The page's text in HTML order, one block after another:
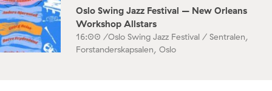
Oslo Swing Jazz Festival – New Orleans
Workshop Allstars
16:00 /Oslo Swing Jazz Festival / Sentralen,
Forstanderskapsalen, Oslo